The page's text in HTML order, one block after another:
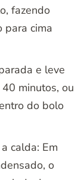
fazendo
para cima
e leve
minutos, ou
do bolo
calda: Em
o